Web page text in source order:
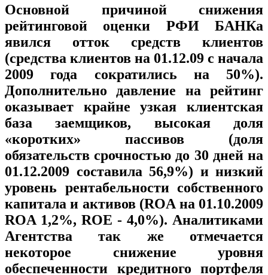
Основной причиной снижения
рейтинговой оценки РФИ БАНКа
явился отток средств клиентов
(средства клиентов на 01.12.09 с начала
2009 года сократились на 50%).
Дополнительно давление на рейтинг
оказывает крайне узкая клиентская
база заемщиков, высокая доля
«коротких» пассивов (доля
обязательств срочностью до 30 дней на
01.12.2009 составила 56,9%) и низкий
уровень рентабельности собственного
капитала и активов (ROA на 01.10.2009
ROA 1,2%, ROE - 4,0%). Аналитиками
Агентства так же отмечается
некоторое снижение уровня
обеспеченности кредитного портфеля